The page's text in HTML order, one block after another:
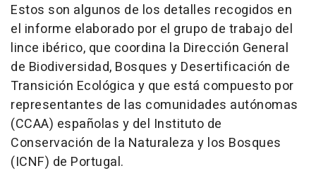
Estos son algunos de los detalles recogidos en
el informe elaborado por el grupo de trabajo del
lince ibérico, que coordina la Dirección General
de Biodiversidad, Bosques y Desertificación de
Transición Ecológica y que está compuesto por
representantes de las comunidades autónomas
(CCAA) españolas y del Instituto de
Conservación de la Naturaleza y los Bosques
(ICNF) de Portugal.